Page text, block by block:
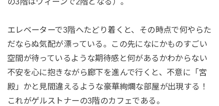
エレベーターで3階へたどり着くと、その時点で何やらた
だならぬ気配が漂っている。この先になにかものすごい
空間が待っているような期待感と何があるかわからない
不安を心に抱きながら廊下を進んで行くと、不意に「宮
殿」かと見間違えるような豪華絢爛な部屋が出現する！
これがゲルストナーの3階のカフェである。